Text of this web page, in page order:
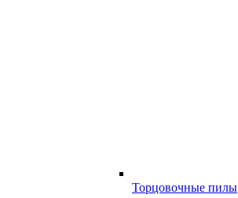
Торцовочные пилы